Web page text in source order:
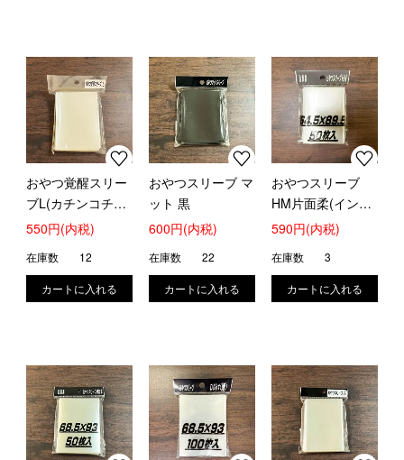
おやつ覚醒スリー
ブL(カチンコチン
強度マックス)
550円(内税)
在庫数 12
おやつスリーブ マ
ット 黒
600円(内税)
在庫数 22
おやつスリーブ
HM片面柔(インナ
ー片面ハードタイ
590円(内税)
在庫数 3